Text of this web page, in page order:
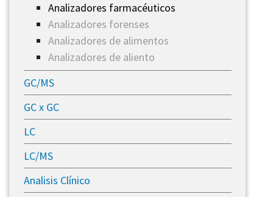
​Analizadores farmacéuticos
​Analizadores forenses
Analizadores de alimentos
Analizadores de aliento
GC/MS
GC x GC
LC
LC/MS
Analisis Clínico